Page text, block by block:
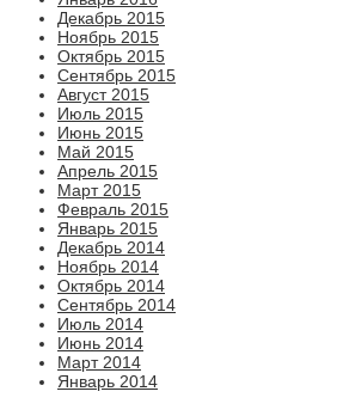
Декабрь 2015
Ноябрь 2015
Октябрь 2015
Сентябрь 2015
Август 2015
Июль 2015
Июнь 2015
Май 2015
Апрель 2015
Март 2015
Февраль 2015
Январь 2015
Декабрь 2014
Ноябрь 2014
Октябрь 2014
Сентябрь 2014
Июль 2014
Июнь 2014
Март 2014
Январь 2014